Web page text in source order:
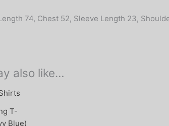
74, Chest 52, Sleeve Length 23,
also like…
T-
Blue)